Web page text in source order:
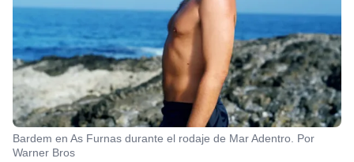
Bardem en As Furnas durante el rodaje de Mar Adentro. Por
Warner Bros